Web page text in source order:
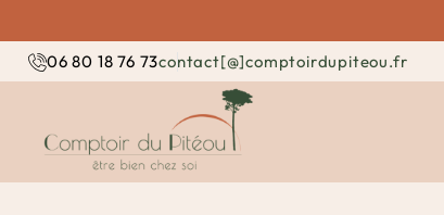
06 80 18 76 73contact[@]comptoirdupiteou.fr